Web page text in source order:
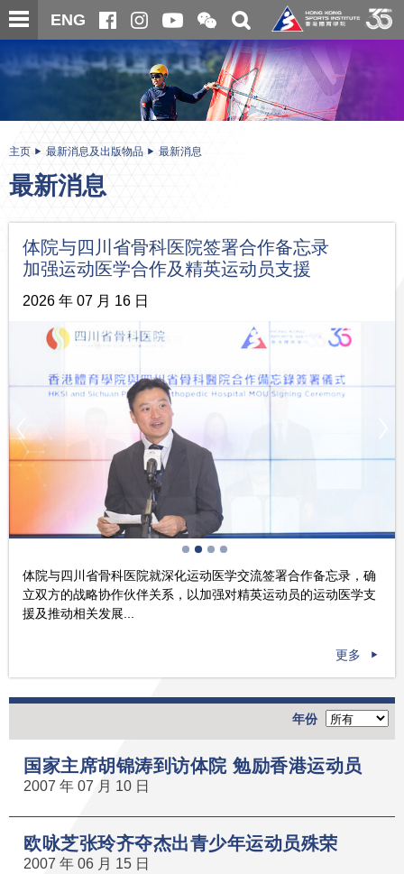
跳
至
内
ENG
开
合
微
信
二
维
码
关
搜
寻
内
主页 最新消息及出版物品 最新消息
最新消息
体院与四川省骨科医院签署合作备忘录
加强运动医学合作及精英运动员支援
2026 年 07 月 16 日
体院与四川省骨科医院就深化运动医学交流签署合作备忘录，确
立双方的战略协作伙伴关系，以加强对精英运动员的运动医学支
援及推动相关发展...
更多
年份
国家主席胡锦涛到访体院 勉励香港运动员
2007 年 07 月 10 日
欧咏芝张玲齐夺杰出青少年运动员殊荣
2007 年 06 月 15 日